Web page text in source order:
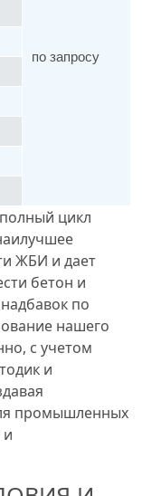
по запросу
цикл
ЖБИ и дает
бетон и
по
нашего
с учетом
и
промышленных